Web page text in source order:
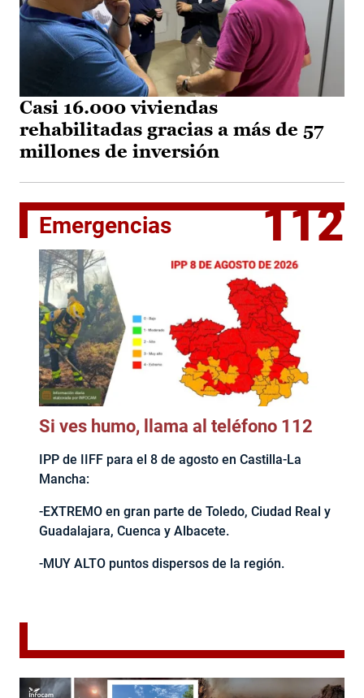
Casi 16.000 viviendas
rehabilitadas gracias a más de 57
millones de inversión
Emergencias 112
Si ves humo, llama al teléfono 112
IPP de IIFF para el 8 de agosto en Castilla-La
Mancha:
-EXTREMO en gran parte de Toledo, Ciudad Real y
Guadalajara, Cuenca y Albacete.
-MUY ALTO puntos dispersos de la región.